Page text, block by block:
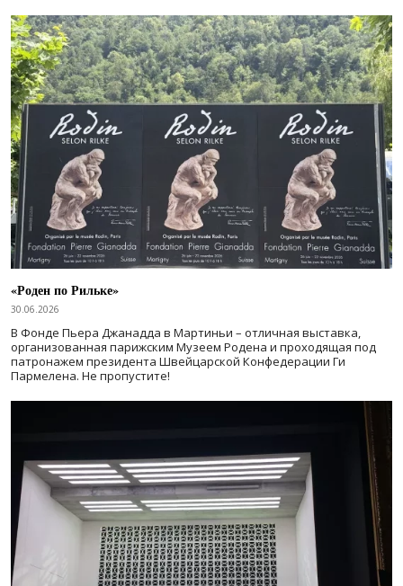
«Роден по Рильке»
30.06.2026
В Фонде Пьера Джанадда в Мартиньи – отличная выставка,
организованная парижским Музеем Родена и проходящая под
патронажем президента Швейцарской Конфедерации Ги
Пармелена. Не пропустите!